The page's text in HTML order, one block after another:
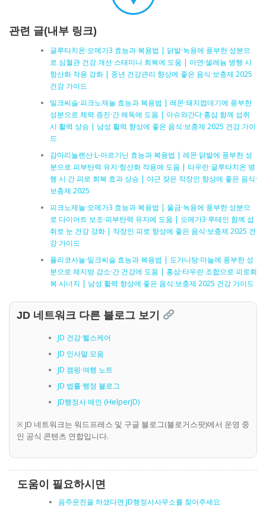
관련 글(내부 링크)
글루타치온·오메가3 효능과 복용법 | 닭발·녹용에 풍부한 성분으
로 심혈관 건강 개선·스태미나 회복에 도움 | 아연·셀레늄 병행 시
항산화 작용 강화 | 중년 건강관리 향상에 좋은 음식·보충제 2025
건강 가이드
밀크씨슬·피크노제놀 효능과 복용법 | 레몬·돼지껍데기에 풍부한
성분으로 체력 증진·간 해독에 도움 | 아슈와간다·홍삼 함께 섭취
시 활력 상승 | 남성 활력 향상에 좋은 음식·보충제 2025 건강 가이
드
감마리놀렌산·L-아르기닌 효능과 복용법 | 레몬·닭발에 풍부한 성
분으로 피부탄력 유지·항산화 작용에 도움 | 타우린·글루타치온 병
행 시 간 피로 회복 효과 상승 | 야근 잦은 직장인 향상에 좋은 음식·
보충제 2025
피크노제놀·오메가3 효능과 복용법 | 울금·녹용에 풍부한 성분으
로 다이어트 보조·피부탄력 유지에 도움 | 오메가3·루테인 함께 섭
취로 눈 건강 강화 | 직장인 피로 향상에 좋은 음식·보충제 2025 건
강 가이드
폴리코사놀·밀크씨슬 효능과 복용법 | 도가니탕·마늘에 풍부한 성
분으로 체지방 감소·간 건강에 도움 | 홍삼·타우린 조합으로 피로회
복 시너지 | 남성 활력 향상에 좋은 음식·보충제 2025 건강 가이드
JD 네트워크 다른 블로그 보기
JD 건강·헬스케어
JD 인사말 모음
JD 캠핑·여행 노트
JD 법률·행정 블로그
JD행정사 메인 (HelperJD)
※ JD 네트워크는 워드프레스 및 구글 블로그(블로거스팟)에서 운영 중
인 공식 콘텐츠 연합입니다.
도움이 필요하시면
음주운전을 하셨다면 JD행정사사무소를 찾아주세요